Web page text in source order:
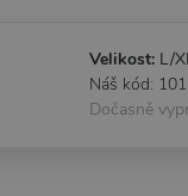
Velikost: L/
Náš kód:
Dočasně